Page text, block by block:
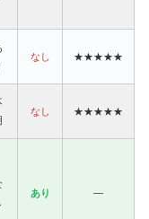
なし ★★★★★
なし ★★★★★
あり —